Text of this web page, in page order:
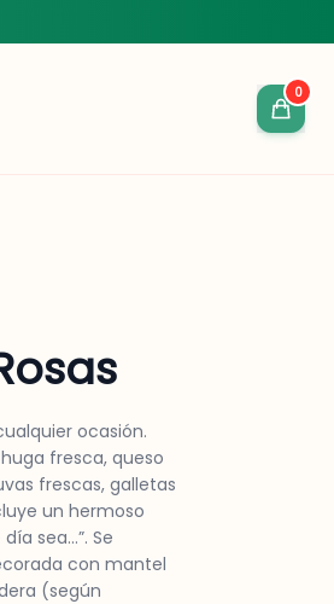
0
ocasión.
fresca, queso
frescas, galletas
un hermoso
sea…”. Se
con mantel
(según